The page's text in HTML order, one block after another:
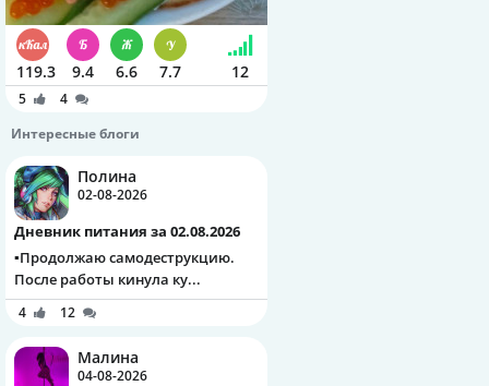
119.3 9.4 6.6 7.7 12
5
4
Интересные блоги
Полина
02-08-2026
Дневник питания за 02.08.2026
▪️Продолжаю самодеструкцию.
После работы кинула ку...
4 12
Малина
04-08-2026